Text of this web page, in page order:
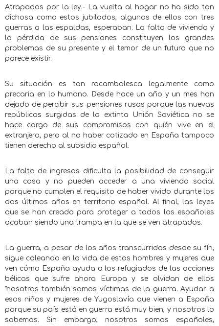
Atrapados por la ley.- La vuelta al hogar no ha sido tan
dichosa como estos jubilados, algunos de ellos con tres
guerras a las espaldas, esperaban. La falta de vivienda y
la pérdida de sus pensiones constituyen los grandes
problemas de su presente y el temor de un futuro que no
parece existir.
Su situación es tan rocambolesca legalmente como
precaria en lo humano. Desde hace un año y un mes han
dejado de percibir sus pensiones rusas porque las nuevas
repúblicas surgidas de la extinta Unión Soviética no se
hace cargo de sus compromisos con quién vive en el
extranjero, pero al no haber cotizado en España tampoco
tienen derecho al subsidio español.
La falta de ingresos dificulta la posibilidad de conseguir
una casa y no pueden acceder a una vivienda social
porque no cumplen el requisito de haber vivido durante los
dos últimos años en territorio español. Al final, las leyes
que se han creado para proteger a todos los españoles
acaban siendo una trampa en la que se ven atrapados.
La guerra, a pesar de los años transcurridos desde su fín,
sigue coleando en la vida de estos hombres y mujeres que
ven cómo España ayuda a los refugiados de las acciones
bélicas que sufre ahora Europa y se olvidan de ellos
"nosotros también somos víctimas de la guerra. Ayudar a
esos niños y mujeres de Yugoslavía que vienen a España
porque su país está en guerra está muy bien, y nosotros lo
sabemos. Sin embargo, nosotros somos españoles,